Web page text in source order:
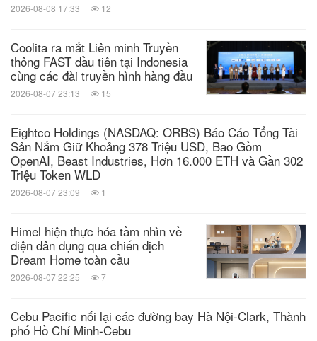
2026-08-08 17:33 12
Coolita ra mắt Liên minh Truyền
thông FAST đầu tiên tại Indonesia
cùng các đài truyền hình hàng đầu
2026-08-07 23:13 15
Eightco Holdings (NASDAQ: ORBS) Báo Cáo Tổng Tài
Sản Nắm Giữ Khoảng 378 Triệu USD, Bao Gồm
OpenAI, Beast Industries, Hơn 16.000 ETH và Gần 302
Triệu Token WLD
2026-08-07 23:09 1
Himel hiện thực hóa tầm nhìn về
điện dân dụng qua chiến dịch
Dream Home toàn cầu
2026-08-07 22:25 7
Cebu Pacific nối lại các đường bay Hà Nội-Clark, Thành
phố Hồ Chí Minh-Cebu